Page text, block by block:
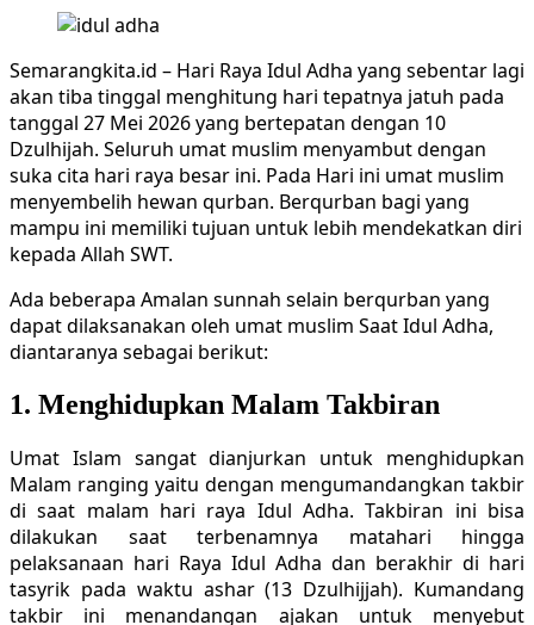
Semarangkita.id – Hari Raya Idul Adha yang sebentar lagi
akan tiba tinggal menghitung hari tepatnya jatuh pada
tanggal 27 Mei 2026 yang bertepatan dengan 10
Dzulhijah. Seluruh umat muslim menyambut dengan
suka cita hari raya besar ini. Pada Hari ini umat muslim
menyembelih hewan qurban. Berqurban bagi yang
mampu ini memiliki tujuan untuk lebih mendekatkan diri
kepada Allah SWT.
Ada beberapa Amalan sunnah selain berqurban yang
dapat dilaksanakan oleh umat muslim Saat Idul Adha,
diantaranya sebagai berikut:
1. Menghidupkan Malam Takbiran
Umat Islam sangat dianjurkan untuk menghidupkan
Malam ranging yaitu dengan mengumandangkan takbir
di saat malam hari raya Idul Adha. Takbiran ini bisa
dilakukan saat terbenamnya matahari hingga
pelaksanaan hari Raya Idul Adha dan berakhir di hari
tasyrik pada waktu ashar (13 Dzulhijjah). Kumandang
takbir ini menandangan ajakan untuk menyebut